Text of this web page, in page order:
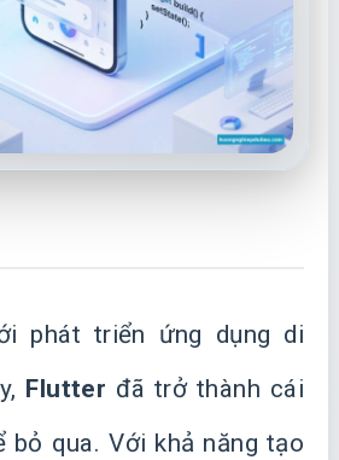
phát triển ứng dụng di
Flutter đã trở thành cái
bỏ qua. Với khả năng tạo